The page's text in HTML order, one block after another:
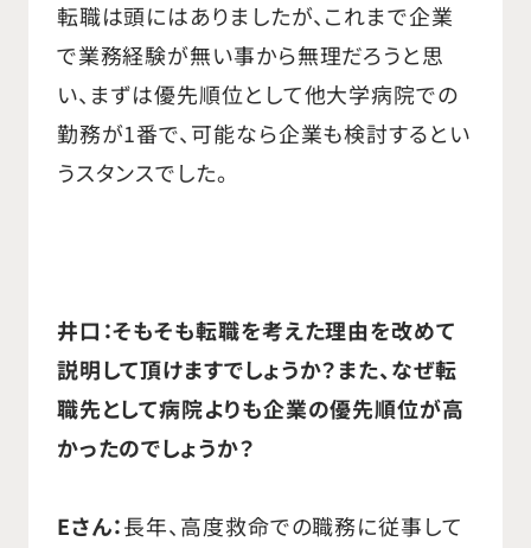
転職は頭にはありましたが、これまで企業
で業務経験が無い事から無理だろうと思
い、まずは優先順位として他大学病院での
勤務が1番で、可能なら企業も検討するとい
うスタンスでした。
井口：そもそも転職を考えた理由を改めて
説明して頂けますでしょうか？また、なぜ転
職先として病院よりも企業の優先順位が高
かったのでしょうか？
Eさん：長年、高度救命での職務に従事して